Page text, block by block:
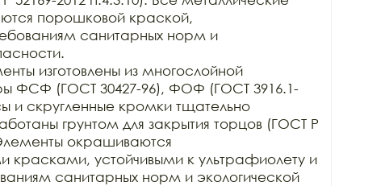
порошковой краской,
санитарных норм и
изготовлены из многослойной
ФСФ (ГОСТ 30427-96), ФОФ (ГОСТ 3916.1-
и скругленные кромки тщательно
грунтом для закрытия торцов (ГОСТ Р
окрашиваются
устойчивыми к ультрафиолету и
санитарных норм и экологической